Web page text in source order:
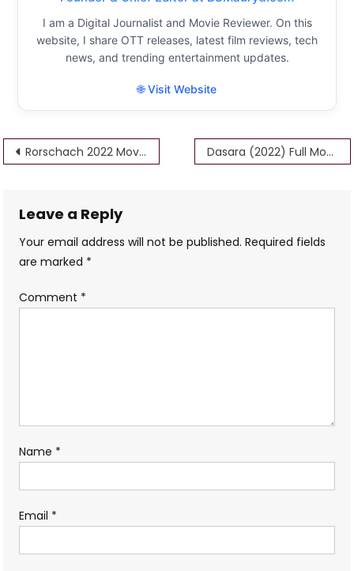
I am a Digital Journalist and Movie Reviewer. On this
website, I share OTT releases, latest film reviews, tech
news, and trending entertainment updates.
🌐 Visit Website
Post
Rorschach 2022 Movie Download HD Dasara (2022) Full Movie Download (Dual Audio) 480p
Leave a Reply
Your email address will not be published. Required fields
are marked *
Comment *
Name *
Email *